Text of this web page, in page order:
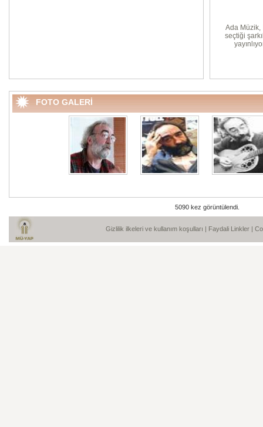
Ada Müzik,
seçtiği
FOTO GALERİ
5090 kez görüntülendi.
Gizlilik ilkeleri ve kullanım koşulları | Faydali Linkler |